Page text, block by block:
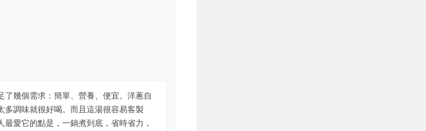
幾個需求：簡單、營養、便宜。洋蔥自
調味就很好喝。而且這湯很容易客製
愛它的點是，一鍋煮到底，省時省力，